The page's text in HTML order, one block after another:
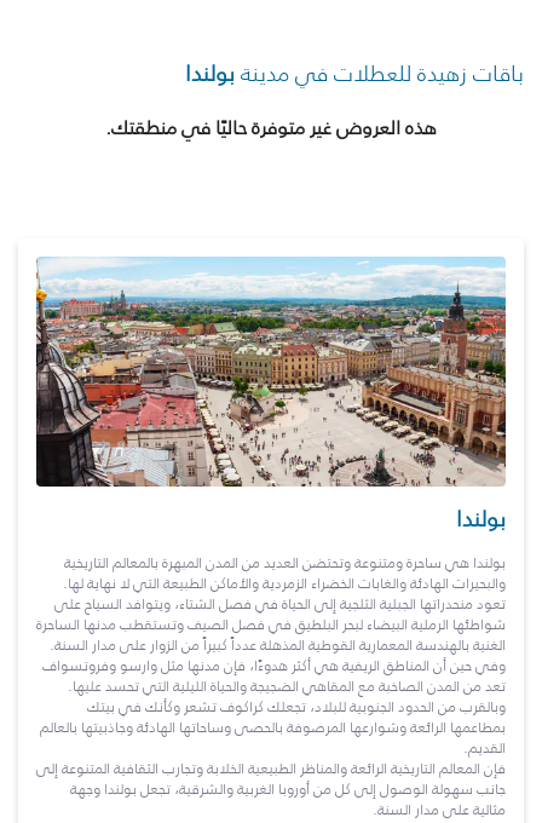
باقات زهيدة للعطلات في مدينة بولندا
هذه العروض غير متوفرة حاليًا في منطقتك.
بولندا
بولندا هي ساحرة ومتنوعة وتحتضن العديد من المدن المبهرة بالمعالم التاريخية
والبحيرات الهادئة والغابات الخضراء الزمردية والأماكن الطبيعة التي لا نهاية لها.
تعود منحدراتها الجبلية الثلجية إلى الحياة في فصل الشتاء، ويتوافد السياح على
شواطئها الرملية البيضاء لبحر البلطيق في فصل الصيف وتستقطب مدنها الساحرة
الغنية بالهندسة المعمارية القوطية المذهلة عدداً كبيراً من الزوار على مدار السنة.
وفي حين أن المناطق الريفية هي أكثر هدوءًا، فإن مدنها مثل وارسو وفروتسواف
تعد من المدن الصاخبة مع المقاهي الضجيجة والحياة الليلية التي تحسد عليها.
وبالقرب من الحدود الجنوبية للبلاد، تجعلك كراكوف تشعر وكأنك في بيتك
بمطاعمها الرائعة وشوارعها المرصوفة بالحصى وساحاتها الهادئة وجاذبيتها بالعالم
القديم.
فإن المعالم التاريخية الرائعة والمناظر الطبيعية الخلابة وتجارب الثقافية المتنوعة إلى
جانب سهولة الوصول إلى كل من أوروبا الغربية والشرقية، تجعل بولندا وجهة
مثالية على مدار السنة.